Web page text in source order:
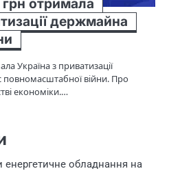
отримала
держмайна
Україна з приватизації
війни. Про
економіки.…
енергетичне обладнання на